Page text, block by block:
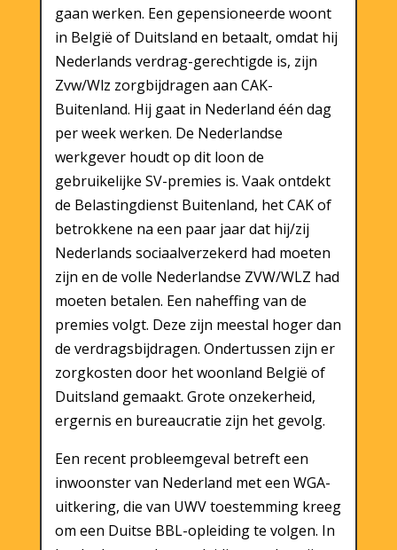
gaan werken. Een gepensioneerde woont
in België of Duitsland en betaalt, omdat hij
Nederlands verdrag-gerechtigde is, zijn
Zvw/Wlz zorgbijdragen aan CAK-
Buitenland. Hij gaat in Nederland één dag
per week werken. De Nederlandse
werkgever houdt op dit loon de
gebruikelijke SV-premies is. Vaak ontdekt
de Belastingdienst Buitenland, het CAK of
betrokkene na een paar jaar dat hij/zij
Nederlands sociaalverzekerd had moeten
zijn en de volle Nederlandse ZVW/WLZ had
moeten betalen. Een naheffing van de
premies volgt. Deze zijn meestal hoger dan
de verdragsbijdragen. Ondertussen zijn er
zorgkosten door het woonland België of
Duitsland gemaakt. Grote onzekerheid,
ergernis en bureaucratie zijn het gevolg.
Een recent probleemgeval betreft een
inwoonster van Nederland met een WGA-
uitkering, die van UWV toestemming kreeg
om een Duitse BBL-opleiding te volgen. In